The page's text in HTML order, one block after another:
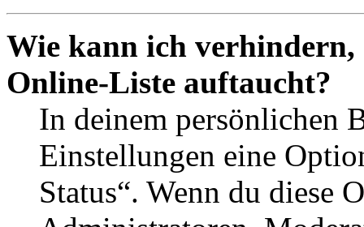
Wie kann ich verhindern,
Online-Liste auftaucht?
In deinem persönlichen
Einstellungen eine
Status“. Wenn du diese